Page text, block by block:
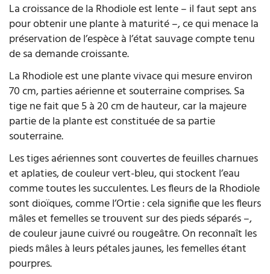
La croissance de la Rhodiole est lente – il faut sept ans
pour obtenir une plante à maturité –, ce qui menace la
préservation de l’espèce à l’état sauvage compte tenu
de sa demande croissante.
La Rhodiole est une plante vivace qui mesure environ
70 cm, parties aérienne et souterraine comprises. Sa
tige ne fait que 5 à 20 cm de hauteur, car la majeure
partie de la plante est constituée de sa partie
souterraine.
Les tiges aériennes sont couvertes de feuilles charnues
et aplaties, de couleur vert-bleu, qui stockent l’eau
comme toutes les succulentes. Les fleurs de la Rhodiole
sont dioïques, comme l’Ortie : cela signifie que les fleurs
mâles et femelles se trouvent sur des pieds séparés –,
de couleur jaune cuivré ou rougeâtre. On reconnaît les
pieds mâles à leurs pétales jaunes, les femelles étant
pourpres.